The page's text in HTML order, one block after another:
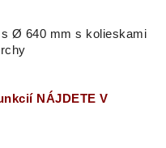
Ø 640 mm s kolieskami
NÁJDETE V